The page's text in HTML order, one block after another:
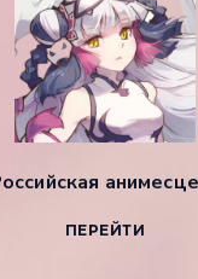
ПЕРЕЙТИ